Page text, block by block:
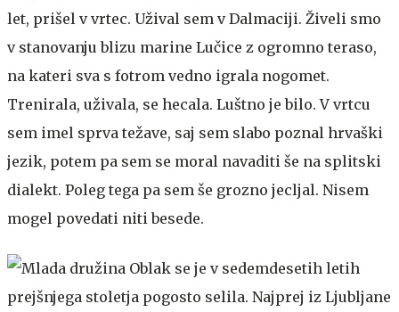
let, prišel v vrtec. Užival sem v Dalmaciji. Živeli smo
v stanovanju blizu marine Lučice z ogromno teraso,
na kateri sva s fotrom vedno igrala nogomet.
Trenirala, uživala, se hecala. Luštno je bilo. V vrtcu
sem imel sprva težave, saj sem slabo poznal hrvaški
jezik, potem pa sem se moral navaditi še na splitski
dialekt. Poleg tega pa sem še grozno jecljal. Nisem
mogel povedati niti besede.